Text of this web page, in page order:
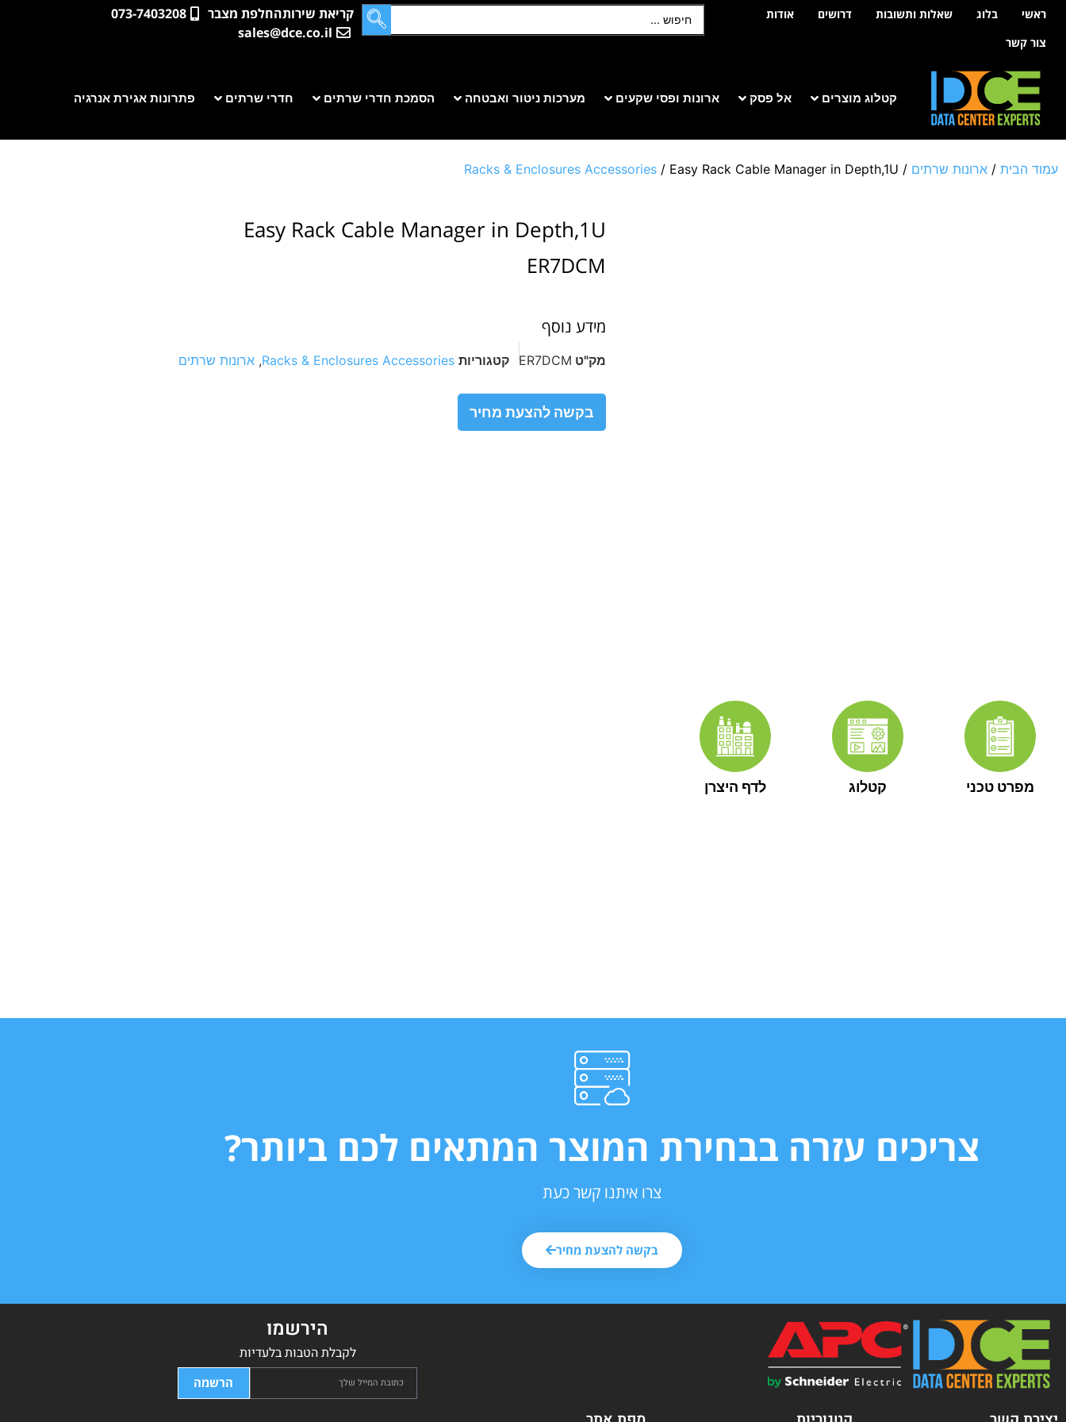
לתוכןראשי בלוג שאלות ותשובות דרושים
אודות
צור קשר
קריאת שירותהחלפת מצבר
073-7403208
sales@dce.co.il
קטלוג מוצרים אל פסק ארונות ופסי שקעים מערכות ניטור ואבטחה הסמכת חדרי שרתים חדרי שרתים פתרונות אגירת אנרגיה
עמוד הבית / ארונות שרתים /
Racks & Enclosures Accessories / Easy Rack Cable Manager in Depth,1U
Easy Rack Cable Manager in Depth,1U
ER7DCM
מידע נוסף
מק"ט ER7DCM קטגוריות Racks & Enclosures Accessories
, ארונות שרתים
בקשה להצעת מחיר
מפרט טכני קטלוג לדף היצרן
צריכים עזרה בבחירת המוצר המתאים לכם ביותר?
צרו איתנו קשר כעת
בקשה להצעת מחיר
הירשמו
לקבלת הטבות בלעדיות
הרשמה